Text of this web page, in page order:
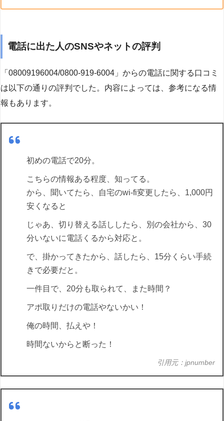
電話に出た人のSNSやネットの評判
「08009196004/0800-919-6004」からの電話に関する口コミ
は以下の通りの評判でした。内容によっては、参考になる情
報もあります。
初めの電話で20分。
こちらの情報ある程度、知ってる。
から、聞いてたら、自宅のwi-fi変更したら、1,000円
安くなると
じゃあ、切り替える話ししたら、別の会社から、30
分いないに電話くるから対応と。
で、掛かってきたから、話したら、15分くらい手続
きで必要だと。
一件目で、20分も取られて、また時間？
アポ取りだけの電話やないかい！
俺の時間、払えや！
時間ないからと断った！
引用元：jpnumber